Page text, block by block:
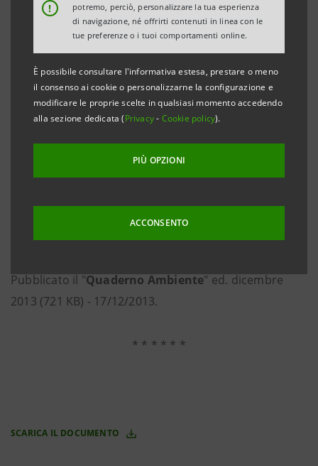
!
potremo, perciò, personalizzare la tua esperienza
di navigazione, né offrirti contenuti in linea con le
tue preferenze o i tuoi comportamenti online.
È possibile consultare l'informativa estesa, prestare o meno
il consenso ai cookie o personalizzarne la configurazione e
modificare le proprie scelte in qualsiasi momento accedendo
alla sezione dedicata (Privacy- Cookie policy).
PIÙ OPZIONI
ACCONSENTO
Filtra per Anno
Pubblicato il "Quaderno Ambiente" ed. dicembre
2013 (721 KB) - 17/12/2013.
* * * * * *
SCARICA IL DOCUMENTO